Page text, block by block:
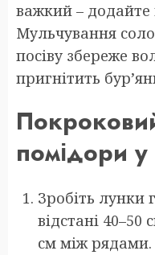
важкий – додайте
Мульчування
посіву збереже
пригнітить
помідори у
Зробіть лунки
відстані
см між рядами.